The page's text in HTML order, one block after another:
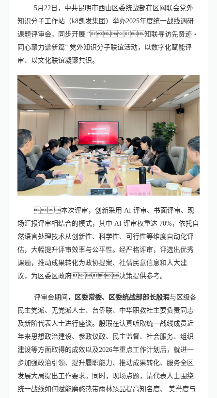
5月22日，中共昆明市西山区委统战部在区网联会党外
知识分子工作站（k8凯发集团）举办2025年度统一战线调研
课题评审会，同步开展 “知联寻访先贤迹・
同心聚力谱新篇” 党外知识分子联谊活动，以数字化赋能评
审、以文化联谊凝聚共识。
本次评审，创新采用 AI 评审、书面评审、现
场汇报评审相结合的模式，其中 AI 评审权重达 70%，依托自
然语言处理技术从创新性、科学性、可行性等维度自动化评
估，大幅提升评审效率与公平性。经严格评审，评选出优秀
课题，推动成果转化为政协提案、社情民意信息和人大建
议，为区委区政府决策提供参考。
评审会期间， 区委常委、区委统战部部长殷瑕与区级各
民主党派、无党派人士、台侨联、中华职教社主要负责同志
及新阶代表人士进行座谈。殷瑕在认真听取统一战线成员近
年来思想政治建设、参政议政、民主监督、社会服务、组织
建设等方面取得的成效以及2026年重点工作计划后，就进一
步加强政治引领、提升履职能力、推动成果转化、服务全区
发展大局提出工作要求。同时，现场点题，请代表人士围绕
统一战线如何赋能磨憨热带雨林臻品提高知名度、 美誉度与